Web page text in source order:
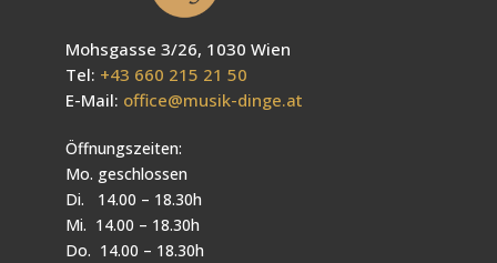
Mohsgasse 3/26, 1030 Wien
Tel: +43 660 215 21 50
E-Mail: office@musik-dinge.at
Öffnungszeiten:
Mo. geschlossen
Di. 14.00 – 18.30h
Mi. 14.00 – 18.30h
Do. 14.00 – 18.30h